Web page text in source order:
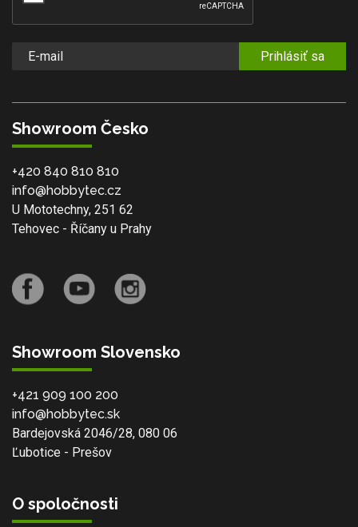
Prihlásiť sa
Showroom Česko
+420 840 810 810
info@hobbytec.cz
U Mototechny, 251 62
Tehovec - Říčany u Prahy
Showroom Slovensko
+421 909 100 200
info@hobbytec.sk
Bardejovská 2046/28, 080 06
Ľubotice - Prešov
O spoločnosti